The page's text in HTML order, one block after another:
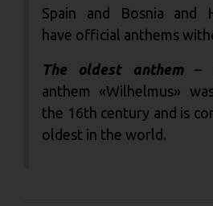
Spain and Bosnia and
have official anthems
The oldest anthem–
anthem «Wilhelmus»
the 16th century and is
oldest in the world.